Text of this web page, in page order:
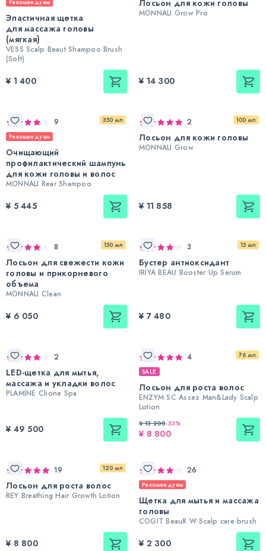
Рекомендуем
Эластичная щетка
для массажа головы
(мягкая)
VESS Scalp Beaut Shampoo Brush
(Soft)
¥ 1 400
Лосьон для кожи головы
MONNALI Grow Pro
¥ 14 300
350 мл
9
Рекомендуем
Очищающий
профилактический шампунь
для кожи головы и волос
MONNALI Rear Shampoo
¥ 5 445
100 мл
2
Лосьон для кожи головы
MONNALI Grow
¥ 11 858
150 мл
8
Лосьон для свежести кожи
головы и прикорневого
объема
MONNALI Clean
¥ 6 050
15 мл
3
Бустер антиоксидант
IRIYA BEAU Booster Up Serum
¥ 7 480
2
LED-щетка для мытья,
массажа и укладки волос
PLAMINE Clione Spa
¥ 49 500
76 мл
4
SALE
Лосьон для роста волос
ENZYM SC Assez Man&Lady Scalp
Lotion
¥ 13 200-33%
¥ 8 800
120 мл
19
Лосьон для роста волос
REY Breathing Hair Growth Lotion
¥ 8 800
26
Рекомендуем
Щетка для мытья и массажа
головы
COGIT BeauR W-Scalp care brush
¥ 2 300